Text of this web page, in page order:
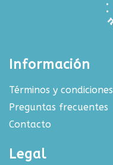
Información
Términos y condiciones
Preguntas frecuentes
Contacto
Legal